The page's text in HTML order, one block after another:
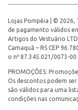
Lojas Pompéia | © 2026,
de pagamento válidos
Artigos do Vestuário
Camaquã – RS CEP
o nº 87.345.021/0073-00
PROMOÇÕES:
Os descontos podem
são válidos para uma
condições nas